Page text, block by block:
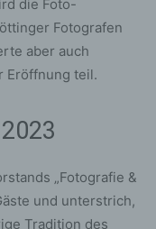
die Foto-
Fotografen
aber auch
Eröffnung teil.
„Fotografie &
und unterstrich,
Tradition des